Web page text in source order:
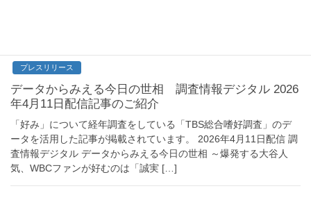
プレスリリース
データからみえる今日の世相 調査情報デジタル 2026
年4月11日配信記事のご紹介
「好み」について経年調査をしている「TBS総合嗜好調査」のデ
ータを活用した記事が掲載されています。 2026年4月11日配信 調
査情報デジタル データからみえる今日の世相 ～爆発する大谷人
気、WBCファンが好むのは「誠実 […]